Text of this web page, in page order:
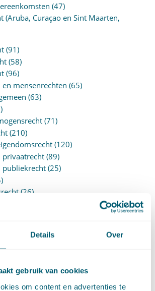
Details Over
gebruik van cookies
om content en advertenties te
(47)
(Aruba, Curaçao en Sint Maarten,
(91)
(58)
(96)
mensenrechten (65)
(63)
(71)
(210)
(120)
privaatrecht(89)
publiekrecht(25)
(26)
(27)
HvJEU(28)
Hoge Raad(153)